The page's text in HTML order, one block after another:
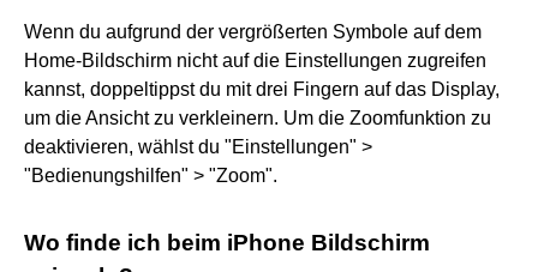
Wenn du aufgrund der vergrößerten Symbole auf dem
Home-Bildschirm nicht auf die Einstellungen zugreifen
kannst, doppeltippst du mit drei Fingern auf das Display,
um die Ansicht zu verkleinern. Um die Zoomfunktion zu
deaktivieren, wählst du "Einstellungen" >
"Bedienungshilfen" > "Zoom".
Wo finde ich beim iPhone Bildschirm